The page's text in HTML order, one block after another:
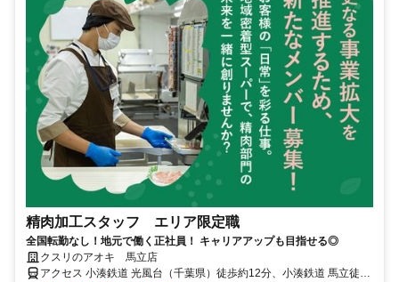
精肉加工スタッフ エリア限定職
全国転勤なし！地元で働く正社員！ キャリアアップも目指せる◎
クスリのアオキ 馬立店
アクセス 小湊鉄道 光風台（千葉県）徒歩約12分、小湊鉄道 馬立徒歩